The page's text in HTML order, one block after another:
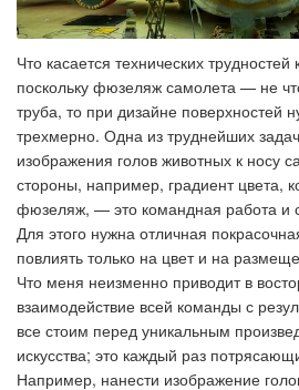
Что касается технических
поскольку фюзеляж самолета — не
труба, то при дизайне поверхностей
трехмерно. Одна из труднейших
изображения голов животных к носу
стороны, например, градиент цвета,
фюзеляж, — это командная работа и
Для этого нужна отличная
повлиять только на цвет и на
Что меня неизменно приводит в
взаимодействие всей команды с
все стоим перед уникальным
искусства; это каждый раз
Например, нанести изображение